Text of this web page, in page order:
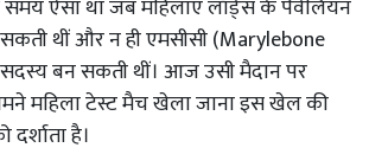
ऐसा था जब महिलाएं लॉर्ड्स के पैवेलियन
थीं और न ही एमसीसी (Marylebone
बन सकती थीं। आज उसी मैदान पर
महिला टेस्ट मैच खेला जाना इस खेल की
दर्शाता है।